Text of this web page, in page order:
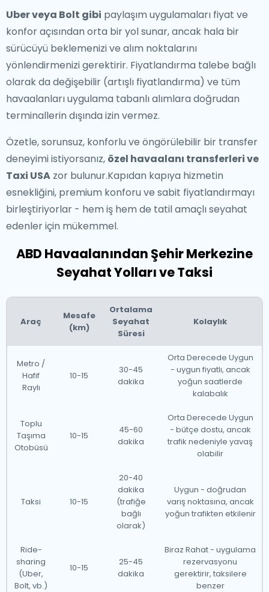
Uber veya Bolt gibi paylaşım uygulamaları fiyat ve
konfor açısından orta bir yol sunar, ancak hala bir
sürücüyü beklemenizi ve alım noktalarını
yönlendirmenizi gerektirir. Fiyatlandırma talebe bağlı
olarak da değişebilir (artışlı fiyatlandırma) ve tüm
havaalanları uygulama tabanlı alımlara doğrudan
terminallerin dışında izin vermez.
Özetle, sorunsuz, konforlu ve öngörülebilir bir transfer
deneyimi istiyorsanız, özel havaalanı transferleri ve
Taxi USA zor bulunur.Kapıdan kapıya hizmetin
esnekliğini, premium konforu ve sabit fiyatlandırmayı
birleştiriyorlar - hem iş hem de tatil amaçlı seyahat
edenler için mükemmel.
ABD Havaalanından Şehir Merkezine
Seyahat Yolları ve Taksi
Araç
Mesafe
(km)
Ortalama
Seyahat
Süresi
Kolaylık
Metro /
Hafif
Raylı
10-15
30-45
dakika
Orta Derecede Uygun
- uygun fiyatlı, ancak
yoğun saatlerde
kalabalık
Toplu
Taşıma
Otobüsü
10-15
45-60
dakika
Orta Derecede Uygun
- bütçe dostu, ancak
trafik nedeniyle yavaş
olabilir
Taksi 10-15
20-40
dakika
(trafiğe
bağlı
olarak)
Uygun - doğrudan
varış noktasına, ancak
yoğun trafikten etkilenir
Ride-
sharing
(Uber,
Bolt, vb.)
10-15
25-45
dakika
Biraz Rahat - uygulama
rezervasyonu
gerektirir, taksilere
benzer